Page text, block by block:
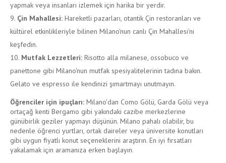
yapmak veya insanları izlemek için harika bir yerdir.
Çin Mahallesi: Hareketli pazarları, otantik Çin restoranları ve
kültürel etkinlikleriyle bilinen Milano'nun canlı Çin Mahallesi'ni
keşfedin.
Mutfak Lezzetleri: Risotto alla milanese, ossobuco ve
panettone gibi Milano'nun mutfak spesiyalitelerinin tadına bakın.
Gelato ve espresso ile kendinizi şımartmayı unutmayın.
Öğrenciler için ipuçları: Milano'dan Como Gölü, Garda Gölü veya
ortaçağ kenti Bergamo gibi yakındaki cazibe merkezlerine
günübirlik geziler yapmayı düşünün. Milano pahalı olabilir, bu
nedenle öğrenci yurtları, ortak daireler veya üniversite konutları
gibi uygun fiyatlı konut seçeneklerini araştırın. En iyi fırsatları
yakalamak için aramanıza erken başlayın.